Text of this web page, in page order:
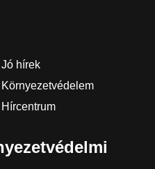
Jó hírek
Környezetvédelem
Hírcentrum